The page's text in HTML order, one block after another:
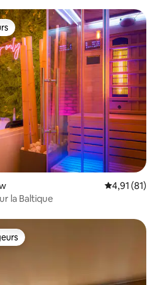
Évaluation
4,91 (81)
la Baltique
les plus appréciés